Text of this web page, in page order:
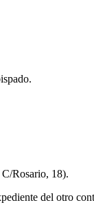
Rosario, 18).
del otro